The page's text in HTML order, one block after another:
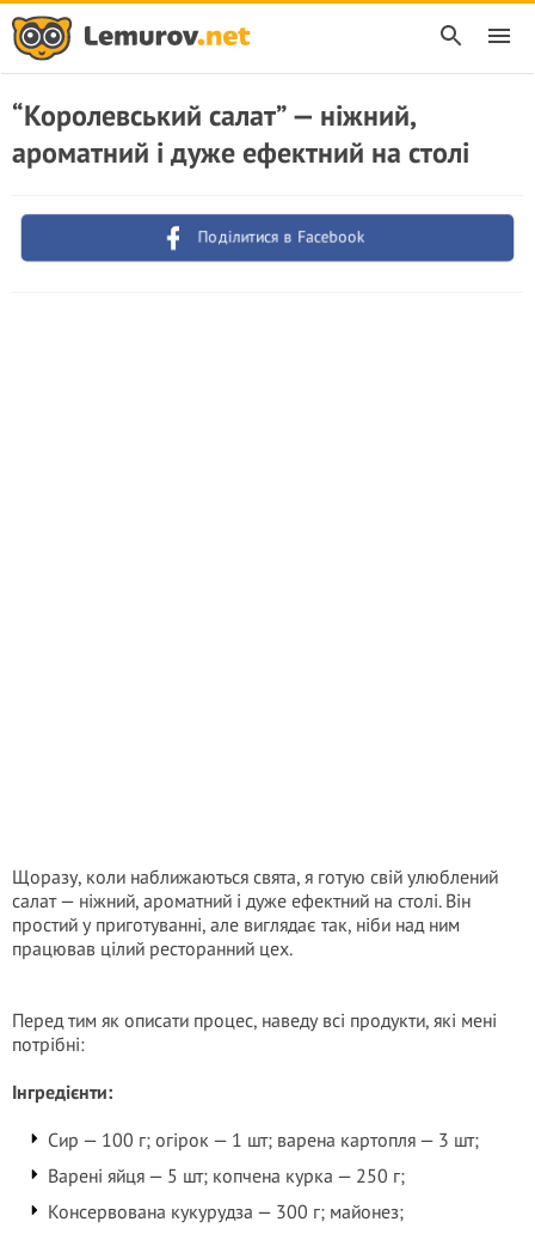
“Королевський салат” — ніжний,
ароматний і дуже ефектний на столі
Поділитися в Facebook
Щоразу, коли наближаються свята, я готую свій улюблений
салат — ніжний, ароматний і дуже ефектний на столі. Він
простий у приготуванні, але виглядає так, ніби над ним
працював цілий ресторанний цех.
Перед тим як описати процес, наведу всі продукти, які мені
потрібні:
Інгредієнти:
Сир — 100 г; огірок — 1 шт; варена картопля — 3 шт;
Варені яйця — 5 шт; копчена курка — 250 г;
Консервована кукурудза — 300 г; майонез;